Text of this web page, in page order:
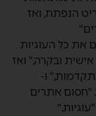
הנפתח, ואז
לחסום את כל העוגיות
ובקרה," ואז
ו-
"חסום אתרים